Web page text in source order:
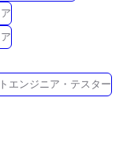
エンジニア・テスター